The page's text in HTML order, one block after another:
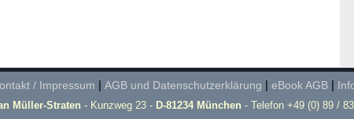
/ Impressum AGB und Datenschutzerklärung eBook AGB|
Müller-Straten - Kunzweg 23 - D-81234 München - Telefon +49 (0) 89 /